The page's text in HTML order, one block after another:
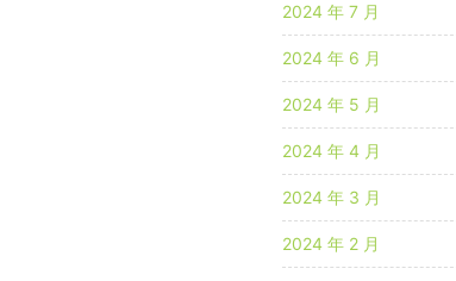
2024 年 7 月
2024 年 6 月
2024 年 5 月
2024 年 4 月
2024 年 3 月
2024 年 2 月